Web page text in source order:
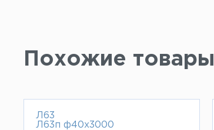
Похожие товары
Л63
Л63п ф40х3000